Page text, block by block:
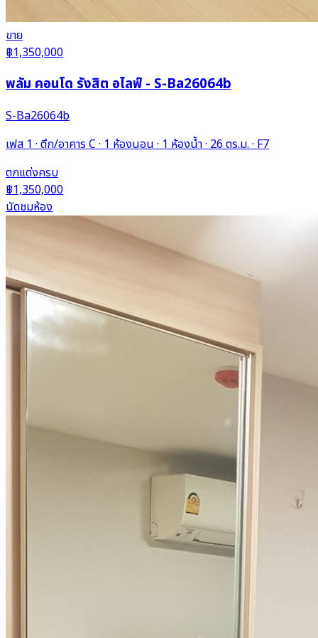
ขาย
฿1,350,000
พลัม คอนโด รังสิต อไลฟ์ - S-Ba26064b
S-Ba26064b
เฟส 1 · ตึก/อาคาร C · 1 ห้องนอน · 1 ห้องน้ำ · 26 ตร.ม. · F7
ตกแต่งครบ
฿1,350,000
นัดชมห้อง